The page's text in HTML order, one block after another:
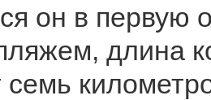
он в первую
длина
семь